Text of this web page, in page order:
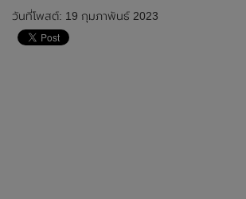
วันที่โพสต์: 19 กุมภาพันธ์ 2023